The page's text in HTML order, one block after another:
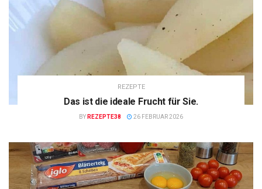
REZEPTE
Das ist die ideale Frucht für Sie.
BY REZEPTE38 26 FEBRUAR 2026